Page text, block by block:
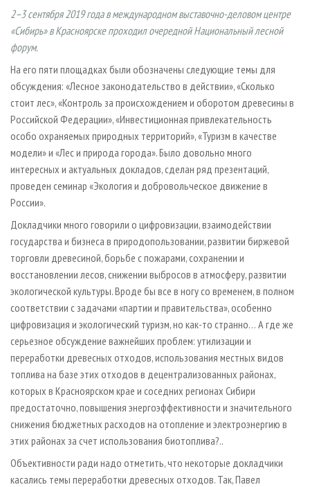
ПРОИЗВОДСТВО ДРЕВЕСНЫХ ПЛИТ
ДЕРЕВЯННОЕ ДОМОСТРОЕНИЕ
БИОЭНЕРГЕТИКА
ЦБП
ИНСТРУМЕНТ И МАТЕРИАЛЫ
МОБИЛЬНЫЕ ВЫСТАВКИ
ОФИЦИАЛЬНЫЕ ДЕЛЕГАЦИИ
RUSSIAN FORESTRY REVIEW
ГАЗЕТА ЛЕСПРОМФОРУМ
БИБЛИОТЕКА СПЕЦИАЛИСТА
РЕКЛАМА НА САЙТЕ
2–3 сентября 2019 года в международном выставочно-деловом центре
«Сибирь» в Красноярске проходил очередной Национальный лесной
форум.
На его пяти площадках были обозначены следующие темы для
обсуждения: «Лесное законодательство в действии», «Сколько
стоит лес», «Контроль за происхождением и оборотом древесины в
Российской Федерации», «Инвестиционная привлекательность
особо охраняемых природных территорий», «Туризм в качестве
модели» и «Лес и природа города». Было довольно много
интересных и актуальных докладов, сделан ряд презентаций,
проведен семинар «Экология и добровольческое движение в
России».
Докладчики много говорили о цифровизации, взаимодействии
государства и бизнеса в природопользовании, развитии биржевой
торговли древесиной, борьбе с пожарами, сохранении и
восстановлении лесов, снижении выбросов в атмосферу, развитии
экологической культуры. Вроде бы все в ногу со временем, в полном
соответствии с задачами «партии и правительства», особенно
цифровизация и экологический туризм, но как-то странно… А где же
серьезное обсуждение важнейших проблем: утилизации и
переработки древесных отходов, использования местных видов
топлива на базе этих отходов в децентрализованных районах,
которых в Красноярском крае и соседних регионах Сибири
предостаточно, повышения энергоэффективности и значительного
снижения бюджетных расходов на отопление и электроэнергию в
этих районах за счет использования биотоплива?..
Объективности ради надо отметить, что некоторые докладчики
касались темы переработки древесных отходов. Так, Павел